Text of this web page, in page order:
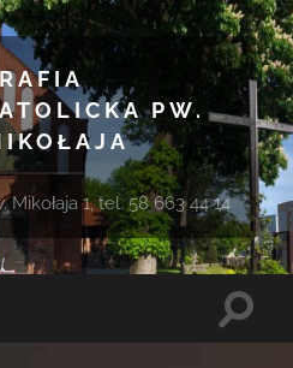
PW.
1, tel. 58 663 44 14
Toggle